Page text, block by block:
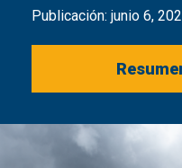
Publicación: junio 6,